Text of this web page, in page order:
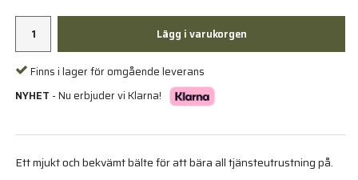
Lägg i varukorgen
Finns i lager för omgående leverans
NYHET - Nu erbjuder vi Klarna!
Ett mjukt och bekvämt bälte för att bära all tjänsteutrustning på.